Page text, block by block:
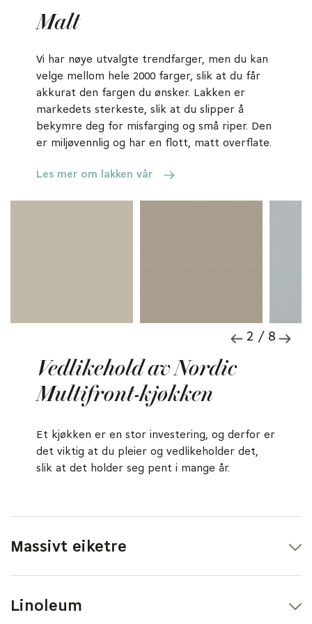
Malt
Vi har nøye utvalgte trendfarger, men du kan
velge mellom hele 2000 farger, slik at du får
akkurat den fargen du ønsker. Lakken er
markedets sterkeste, slik at du slipper å
bekymre deg for misfarging og små riper. Den
er miljøvennlig og har en flott, matt overflate.
Les mer om lakken vår
2 / 8
Vedlikehold av Nordic
Multifront-kjøkken
Et kjøkken er en stor investering, og derfor er
det viktig at du pleier og vedlikeholder det,
slik at det holder seg pent i mange år.
Massivt eiketre
Daglig rengjøring med en oppvridd mikrofiberklut i
Vanlige, milde oppvaskmidler kan brukes.
Linoleum